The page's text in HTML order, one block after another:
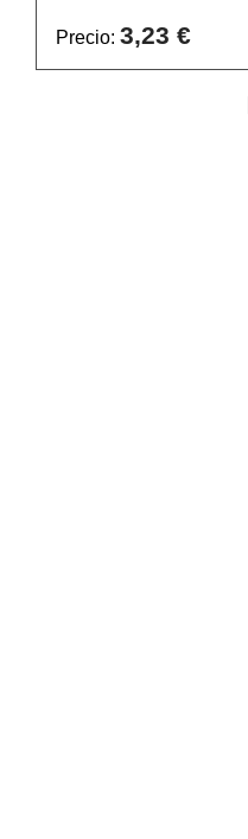
Precio: 3,23 €